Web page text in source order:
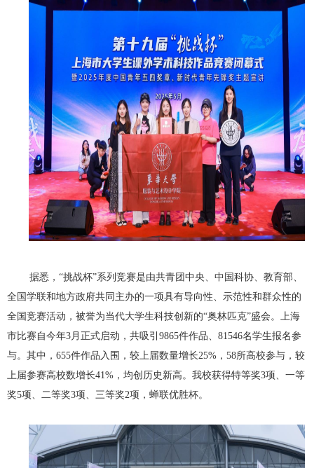
据悉，“挑战杯”系列竞赛是由共青团中央、中国科协、教育部、
全国学联和地方政府共同主办的一项具有导向性、示范性和群众性的
全国竞赛活动，被誉为当代大学生科技创新的“奥林匹克”盛会。上海
市比赛自今年3月正式启动，共吸引 9865件作品、 81546名学生报名参
与。其中， 655件作品入围，较上届数量增长25% ， 58所高校参与，较
上届参赛高校数增长41% ，均创历史新高。我校获得特等奖3项、一等
奖5项、二等奖3项、三等奖2项，蝉联优胜杯。